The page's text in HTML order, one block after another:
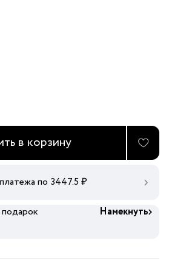
в корзину
по 3447.5 ₽
Намекнуть